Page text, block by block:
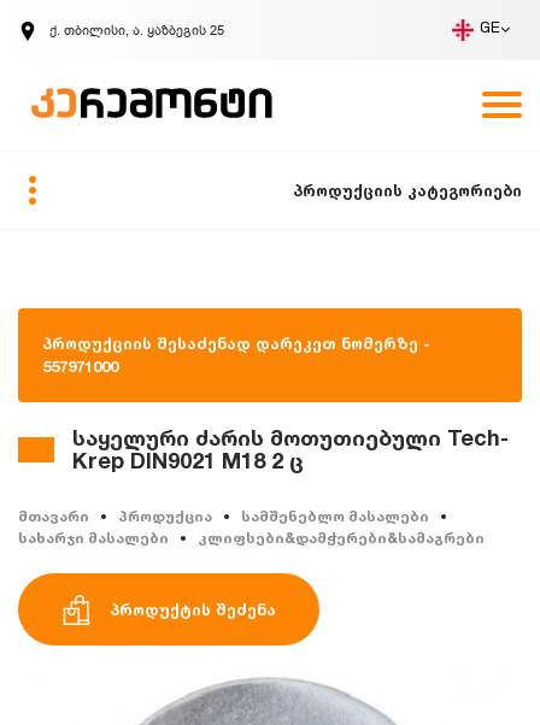
ქ. თბილისი, ა. ყაზბეგის 25 GE
ზარის მოთხოვნა
პროდუქციის კატეგორიები
პროდუქციის შესაძენად დარეკეთ ნომერზე -
557971000
საყელური ძარის მოთუთიებული Tech-
Krep DIN9021 M18 2 ც
მთავარი პროდუქცია
სამშენებლო მასალები
სახარჯი მასალები
კლიფსები&დამჭერები&სამაგრები
პროდუქტის შეძენა